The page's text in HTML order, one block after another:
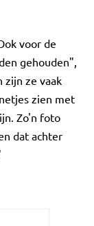
voor de
gehouden",
zijn ze vaak
zien met
Zo'n foto
dat achter